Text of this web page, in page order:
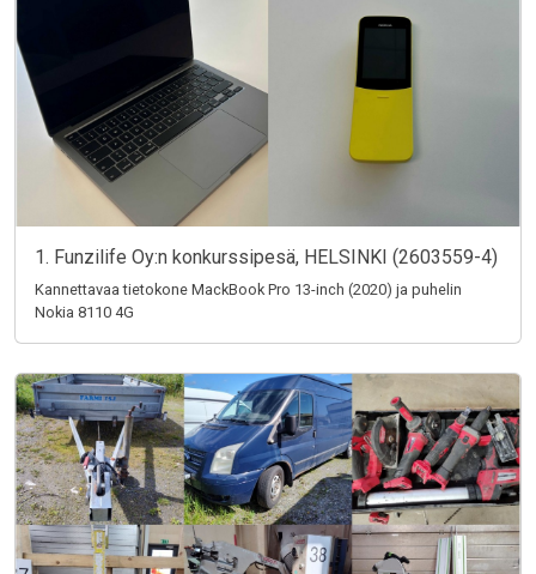
1. Funzilife Oy:n konkurssipesä, HELSINKI (2603559-4)
Kannettavaa tietokone MackBook Pro 13-inch (2020) ja puhelin
Nokia 8110 4G